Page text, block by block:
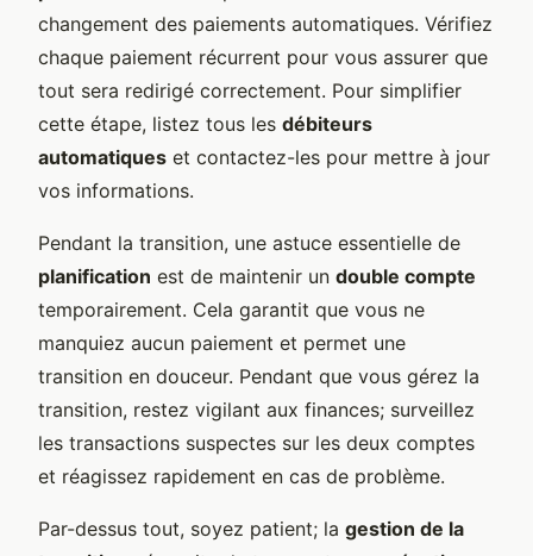
changement des paiements automatiques. Vérifiez
chaque paiement récurrent pour vous assurer que
tout sera redirigé correctement. Pour simplifier
cette étape, listez tous les débiteurs
automatiques et contactez-les pour mettre à jour
vos informations.
Pendant la transition, une astuce essentielle de
planification est de maintenir un double compte
temporairement. Cela garantit que vous ne
manquiez aucun paiement et permet une
transition en douceur. Pendant que vous gérez la
transition, restez vigilant aux finances; surveillez
les transactions suspectes sur les deux comptes
et réagissez rapidement en cas de problème.
Par-dessus tout, soyez patient; la gestion de la